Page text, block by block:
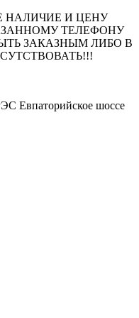
НАЛИЧИЕ И ЦЕНУ
ТЕЛЕФОНУ
ЗАКАЗНЫМ ЛИБО В
Евпаторийское шоссе